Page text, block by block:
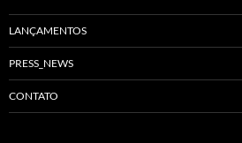
LANÇAMENTOS
PRESS_NEWS
CONTATO